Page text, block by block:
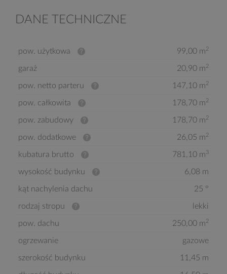
DANE TECHNICZNE
pow. użytkowa 99,00 m2
garaż 20,90 m2
pow. netto parteru 147,10 m2
pow. całkowita 178,70 m2
pow. zabudowy 178,70 m2
pow. dodatkowe 26,05 m2
kubatura brutto 781,10 m3
wysokość budynku 6,08 m
kąt nachylenia dachu 25 °
rodzaj stropu lekki
pow. dachu 250,00 m2
ogrzewanie gazowe
szerokość budynku 11,45 m